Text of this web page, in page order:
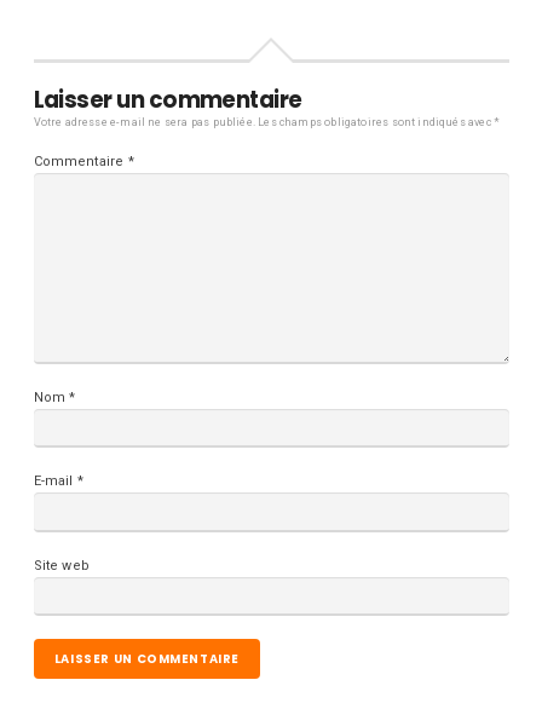
Laisser un commentaire
Votre adresse e-mail ne sera pas publiée. Les champs obligatoires sont indiqués avec *
Commentaire *
Nom*
E-mail *
Site web